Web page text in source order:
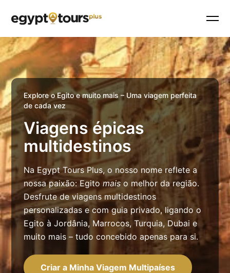
Explore o Egito e muito mais – Uma viagem perfeita
de cada vez
Viagens épicas
multidestinos
Na Egypt Tours Plus, o nosso nome reflete a
nossa paixão: Egitomaiso melhor da região.
Desfrute de viagens multidestinos
personalizadas e com guia privado, ligando o
Egito à Jordânia, Marrocos, Turquia, Dubai e
muito mais – tudo concebido apenas para si.
Criar a Minha Viagem Multipaíses